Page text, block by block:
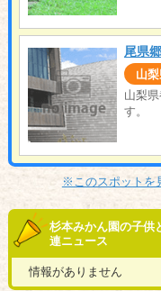
尾県
山
山梨
す。
※このスポットを
杉本みかん園の子供
連ニュース
情報がありません